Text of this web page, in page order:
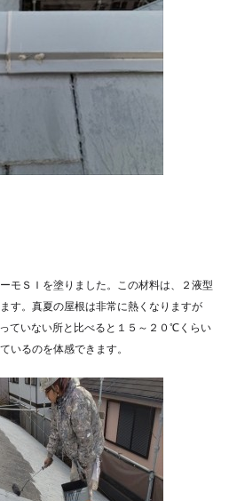
モＳＩを塗りました。この材料は、２液型
す。真夏の屋根は非常に熱くなりますが
ていない所と比べると１５～２０℃くらい
いるのを体感できます。